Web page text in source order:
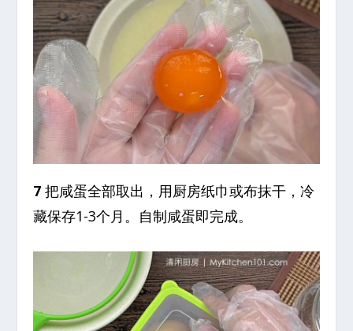
7 把咸蛋全部取出，用厨房纸巾或布抹干，冷
藏保存1-3个月。自制咸蛋即完成。